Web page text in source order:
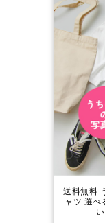
送料無料
ャツ 選べ